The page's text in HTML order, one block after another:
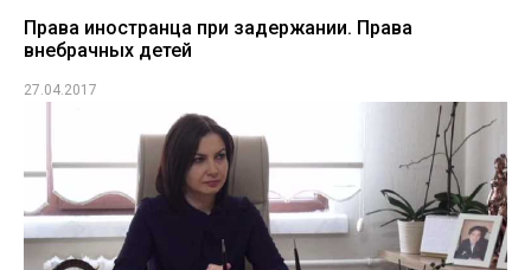
Права иностранца при задержании. Права
внебрачных детей
27.04.2017